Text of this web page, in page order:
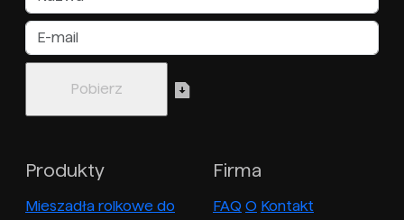
Produkty
Mieszadła rolkowe do
Firma
FAQ O Kontakt